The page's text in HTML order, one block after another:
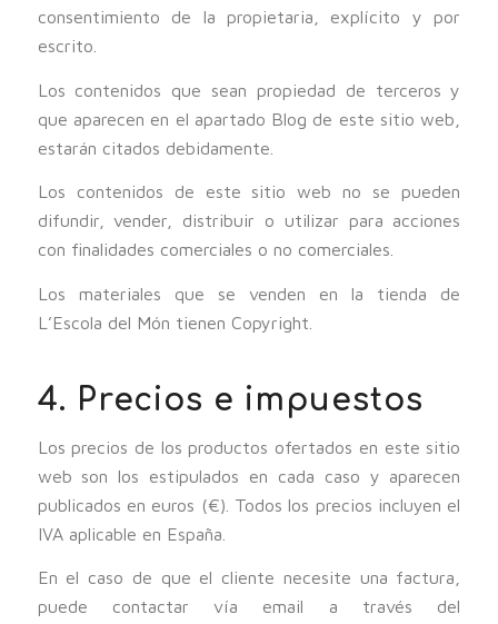
consentimiento de la propietaria, explícito y por
escrito.
Los contenidos que sean propiedad de terceros y
que aparecen en el apartado Blog de este sitio web,
estarán citados debidamente.
Los contenidos de este sitio web no se pueden
difundir, vender, distribuir o utilizar para acciones
con finalidades comerciales o no comerciales.
Los materiales que se venden en la tienda de
L’Escola del Món tienen Copyright.
4. Precios e impuestos
Los precios de los productos ofertados en este sitio
web son los estipulados en cada caso y aparecen
publicados en euros (€). Todos los precios incluyen el
IVA aplicable en España.
En el caso de que el cliente necesite una factura,
puede contactar vía email a través del